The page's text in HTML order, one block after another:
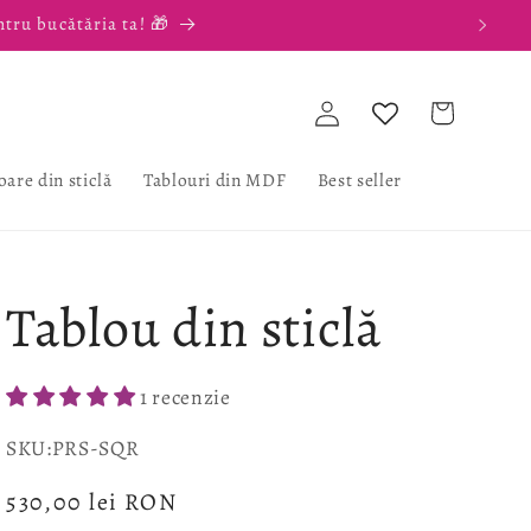
bucătăria ta! 🎁
din sticlă Tablouri din MDF Best seller
Conectați-
Coș
Tablou din sticlă
1 recenzie
SKU:
SKU:PRS-SQR
Preț
530,00 lei RON